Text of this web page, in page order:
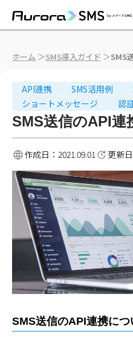
ホーム ＞SMS導入ガイド ＞SMS
API連携 SMS活用例
ショートメッセージ
認
SMS送信のAPI連
作成日： 2021.09.01 更新日
SMS送信のAPI連携につ